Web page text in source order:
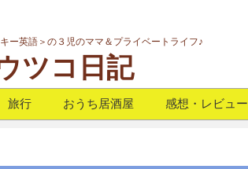
ー英語＞の３児のママ＆プライベートライフ♪
ツコ日記
旅行 おうち居酒屋 感想・レビュー